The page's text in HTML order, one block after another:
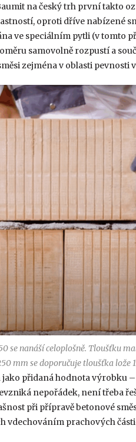
na český trh první takto
oproti dříve nabízené
ve speciálním pytli (v tomto
samovolně rozpustí a
zejména v oblasti pevnosti
se nanáší celoplošně. Tloušťku
mm se doporučuje tloušťka lože
přidaná hodnota výrobku
nepořádek, není třeba
při přípravě betonové
vdechováním prachových